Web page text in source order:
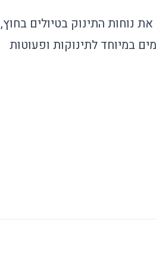
נוחות התינוק בטיולים בחוץ,
במיוחד לתינוקות ופעוטות